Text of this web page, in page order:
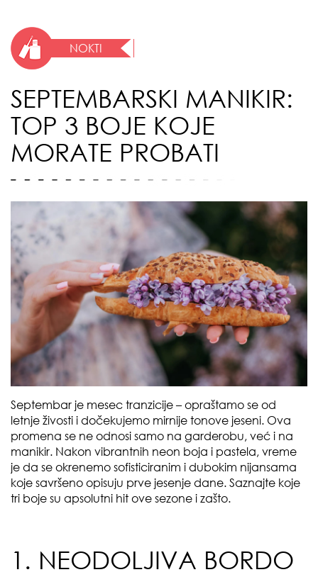
NOKTI
SEPTEMBARSKI MANIKIR:
TOP 3 BOJE KOJE
MORATE PROBATI
Septembar je mesec tranzicije – opraštamo se od
letnje živosti i dočekujemo mirnije tonove jeseni. Ova
promena se ne odnosi samo na garderobu, već i na
manikir. Nakon vibrantnih neon boja i pastela, vreme
je da se okrenemo sofisticiranim i dubokim nijansama
koje savršeno opisuju prve jesenje dane. Saznajte koje
tri boje su apsolutni hit ove sezone i zašto.
1. NEODOLJIVA BORDO